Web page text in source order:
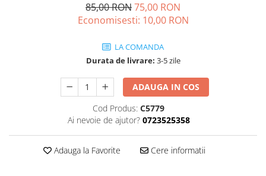
Accesorii motocoase
Foarfece de tuns gard viu si
Masini si tractorase de tuns
Motocoase termice
Trimmere
85,00 RON75,00 RON
Economisesti: 10,00 RON
LA COMANDA
Durata de livrare: 3-5 zile
ADAUGA IN COS
Cod Produs: C5779
Ai nevoie de ajutor? 0723525358
Adauga la Favorite Cere informatii